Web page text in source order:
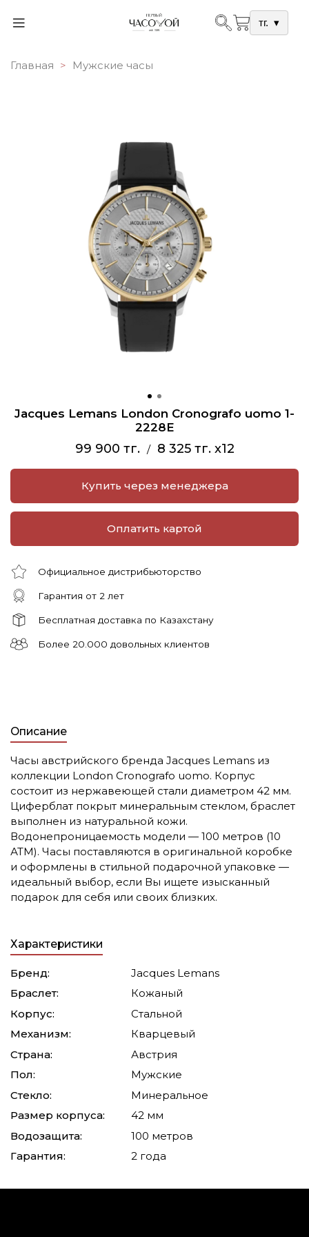
тг. ▾
Главная Мужские часы
Jacques Lemans London Cronografo uomo 1-
2228E
99 900 тг. / 8 325 тг. x12
Купить через менеджера
Оплатить картой
Официальное дистрибьюторство
Гарантия от 2 лет
Бесплатная доставка по Казахстану
Более 20.000 довольных клиентов
Описание
Часы австрийского бренда Jacques Lemans из
коллекции London Cronografo uomo. Корпус
состоит из нержавеющей стали диаметром 42 мм.
Циферблат покрыт минеральным стеклом, браслет
выполнен из натуральной кожи.
Водонепроницаемость модели — 100 метров (10
АТМ). Часы поставляются в оригинальной коробке
и оформлены в стильной подарочной упаковке —
идеальный выбор, если Вы ищете изысканный
подарок для себя или своих близких.
Характеристики
Бренд:
Jacques Lemans
Браслет:
Кожаный
Корпус:
Стальной
Механизм:
Кварцевый
Страна:
Австрия
Пол:
Мужские
Стекло:
Минеральное
Размер корпуса:
42 мм
Водозащита:
100 метров
Гарантия:
2 года